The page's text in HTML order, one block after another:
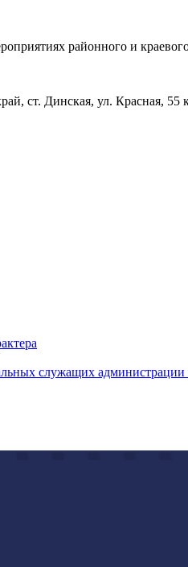
районного и
ст. Динская, ул. Красная,
служащих администрации